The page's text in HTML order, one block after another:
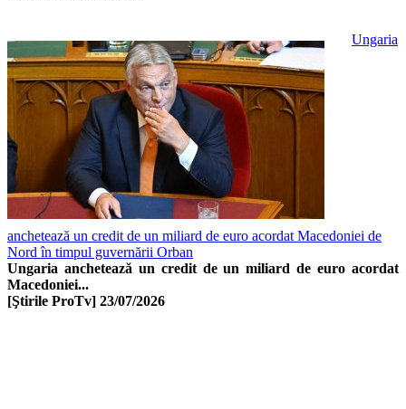
Ungaria
anchetează un credit de un miliard de euro acordat Macedoniei de
Nord în timpul guvernării Orban
Ungaria anchetează un credit de un miliard de euro acordat
Macedoniei...
[Ştirile ProTv] 23/07/2026